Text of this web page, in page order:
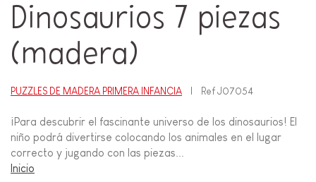
Dinosaurios 7 piezas
(madera)
PUZZLES DE MADERA PRIMERA INFANCIA RefJ07054
¡Para descubrir el fascinante universo de los dinosaurios! El
niño podrá divertirse colocando los animales en el lugar
correcto y jugando con las piezas...
Inicio